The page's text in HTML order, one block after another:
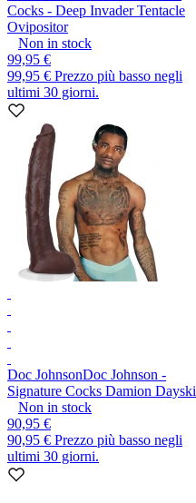
Cocks - Deep Invader Tentacle
Ovipositor
Non in stock
99,95 €
99,95 € Prezzo più basso negli
ultimi 30 giorni.
Doc JohnsonDoc Johnson -
Signature Cocks Damion Dayski
Non in stock
90,95 €
90,95 € Prezzo più basso negli
ultimi 30 giorni.